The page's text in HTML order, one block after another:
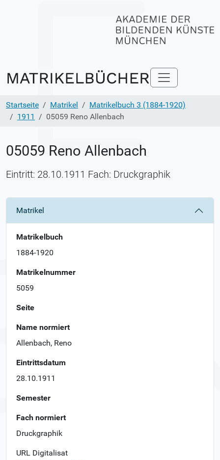
Startseite Matrikel
Matrikelbuch 3 (1884-1920)
1911
05059 Reno Allenbach
05059 Reno Allenbach
Eintritt: 28.10.1911 Fach: Druckgraphik
Matrikel
Matrikelbuch
1884-1920
Matrikelnummer
5059
Seite
Name normiert
Allenbach, Reno
Eintrittsdatum
28.10.1911
Semester
Fach normiert
Druckgraphik
URL Digitalisat